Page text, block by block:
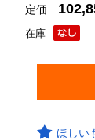
在庫
定価
ほしい